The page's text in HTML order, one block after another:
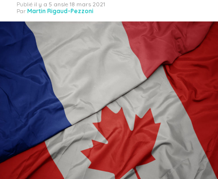
Publié il y a 5 ansle 18 mars 2021
Par Martin Rigaud-Pezzoni